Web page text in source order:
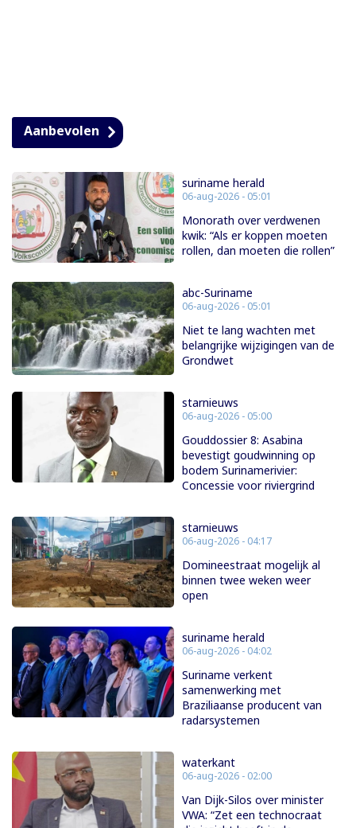
Aanbevolen
suriname herald
06-aug-2026 - 05:01
Monorath over verdwenen
kwik: “Als er koppen moeten
rollen, dan moeten die rollen”
abc-Suriname
06-aug-2026 - 05:01
Niet te lang wachten met
belangrijke wijzigingen van de
Grondwet
starnieuws
06-aug-2026 - 05:00
Gouddossier 8: Asabina
bevestigt goudwinning op
bodem Surinamerivier:
Concessie voor riviergrind
starnieuws
06-aug-2026 - 04:17
Domineestraat mogelijk al
binnen twee weken weer
open
suriname herald
06-aug-2026 - 04:02
Suriname verkent
samenwerking met
Braziliaanse producent van
radarsystemen
waterkant
06-aug-2026 - 02:00
Van Dijk-Silos over minister
VWA: “Zet een technocraat